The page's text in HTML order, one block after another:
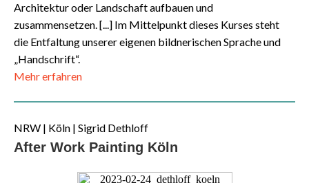
Architektur oder Landschaft aufbauen und
zusammensetzen. [...] Im Mittelpunkt dieses Kurses steht
die Entfaltung unserer eigenen bildnerischen Sprache und
„Handschrift“.
Mehr erfahren
NRW | Köln | Sigrid Dethloff
After Work Painting Köln